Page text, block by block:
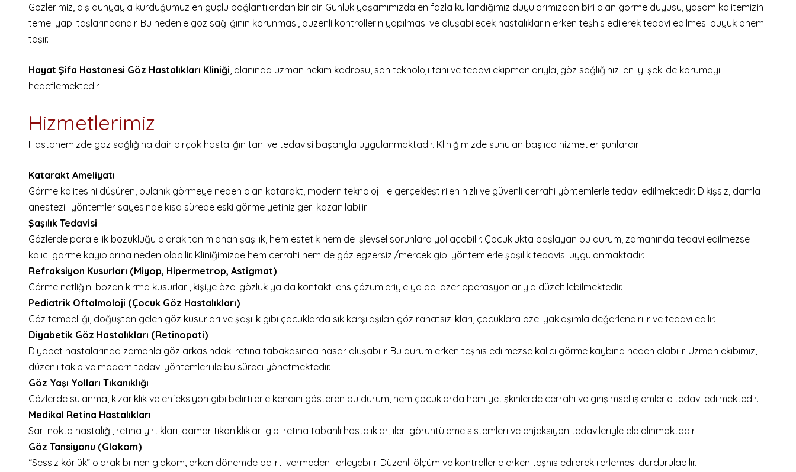
Gözlerimiz, dış dünyayla kurduğumuz en güçlü bağlantılardan biridir. Günlük yaşamımızda en fazla kullandığımız duyularımızdan biri olan görme duyusu, yaşam kalitemizin
temel yapı taşlarındandır. Bu nedenle göz sağlığının korunması, düzenli kontrollerin yapılması ve oluşabilecek hastalıkların erken teşhis edilerek tedavi edilmesi büyük önem
taşır.
Hayat Şifa Hastanesi Göz Hastalıkları Kliniği, alanında uzman hekim kadrosu, son teknoloji tanı ve tedavi ekipmanlarıyla, göz sağlığınızı en iyi şekilde korumayı
hedeflemektedir.
Hizmetlerimiz
Hastanemizde göz sağlığına dair birçok hastalığın tanı ve tedavisi başarıyla uygulanmaktadır. Kliniğimizde sunulan başlıca hizmetler şunlardır:
Katarakt Ameliyatı
Görme kalitesini düşüren, bulanık görmeye neden olan katarakt, modern teknoloji ile gerçekleştirilen hızlı ve güvenli cerrahi yöntemlerle tedavi edilmektedir. Dikişsiz, damla
anestezili yöntemler sayesinde kısa sürede eski görme yetiniz geri kazanılabilir.
Şaşılık Tedavisi
Gözlerde paralellik bozukluğu olarak tanımlanan şaşılık, hem estetik hem de işlevsel sorunlara yol açabilir. Çocuklukta başlayan bu durum, zamanında tedavi edilmezse
kalıcı görme kayıplarına neden olabilir. Kliniğimizde hem cerrahi hem de göz egzersizi/mercek gibi yöntemlerle şaşılık tedavisi uygulanmaktadır.
Refraksiyon Kusurları (Miyop, Hipermetrop, Astigmat)
Görme netliğini bozan kırma kusurları, kişiye özel gözlük ya da kontakt lens çözümleriyle ya da lazer operasyonlarıyla düzeltilebilmektedir.
Pediatrik Oftalmoloji (Çocuk Göz Hastalıkları)
Göz tembelliği, doğuştan gelen göz kusurları ve şaşılık gibi çocuklarda sık karşılaşılan göz rahatsızlıkları, çocuklara özel yaklaşımla değerlendirilir ve tedavi edilir.
Diyabetik Göz Hastalıkları (Retinopati)
Diyabet hastalarında zamanla göz arkasındaki retina tabakasında hasar oluşabilir. Bu durum erken teşhis edilmezse kalıcı görme kaybına neden olabilir. Uzman ekibimiz,
düzenli takip ve modern tedavi yöntemleri ile bu süreci yönetmektedir.
Göz Yaşı Yolları Tıkanıklığı
Gözlerde sulanma, kızarıklık ve enfeksiyon gibi belirtilerle kendini gösteren bu durum, hem çocuklarda hem yetişkinlerde cerrahi ve girişimsel işlemlerle tedavi edilmektedir.
Medikal Retina Hastalıkları
Sarı nokta hastalığı, retina yırtıkları, damar tıkanıklıkları gibi retina tabanlı hastalıklar, ileri görüntüleme sistemleri ve enjeksiyon tedavileriyle ele alınmaktadır.
Göz Tansiyonu (Glokom)
“Sessiz körlük” olarak bilinen glokom, erken dönemde belirti vermeden ilerleyebilir. Düzenli ölçüm ve kontrollerle erken teşhis edilerek ilerlemesi durdurulabilir.